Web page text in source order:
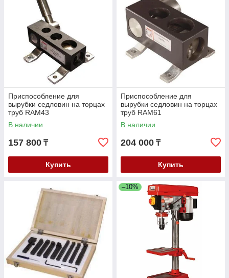
Приспособление для
вырубки седловин на торцах
труб RAM43
В наличии
157 800 ₸
Купить
Приспособление для
вырубки седловин на торцах
труб RAM61
В наличии
204 000 ₸
Купить
–10%